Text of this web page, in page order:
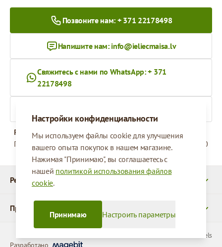
Настройки конфиденциальности
Мы используем файлы cookie для улучшения
вашего опыта покупок в нашем магазине.
Нажимая "Принимаю", вы соглашаетесь с
нашей политикой использования файлов
cookie.
Настроить параметры
Принимаю
Реквизиты
Продукты
Позвоните нам: + 371 22178498
Напишите нам: info@ieliecmaisa.lv
Свяжитесь с нами по WhatsApp: + 371
22178498
Рабочее время
Понедельник - Пятница
09:00 - 17:00
© 2026 SIA Parcels
Разработано